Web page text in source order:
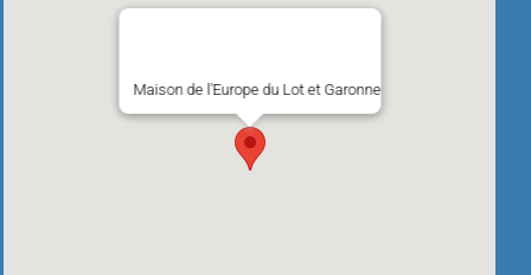
Maison de l'Europe du Lot et Garonne